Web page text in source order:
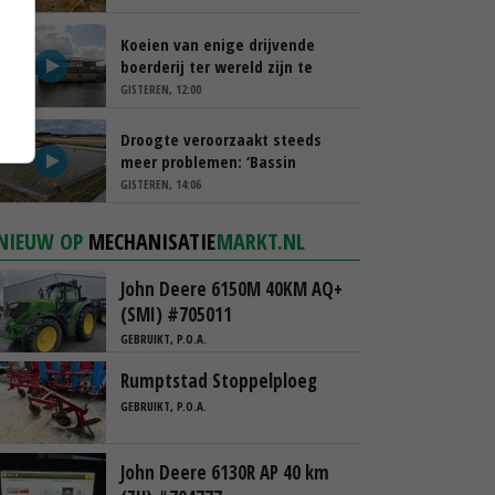
Koeien van enige drijvende
boerderij ter wereld zijn te
koop
GISTEREN, 12:00
Droogte veroorzaakt steeds
meer problemen: ‘Bassin
afgelopen week al leeg’
GISTEREN, 14:06
OP MECHANISATIEMARKT.NL
John Deere 6150M 40KM AQ+
(SMI) #705011
GEBRUIKT, P.O.A.
Rumptstad Stoppelploeg
GEBRUIKT, P.O.A.
John Deere 6130R AP 40 km